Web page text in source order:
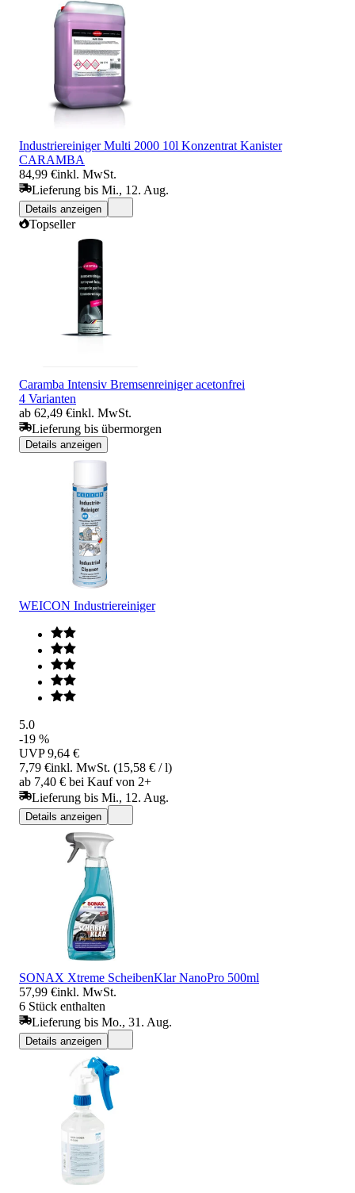
Industriereiniger Multi 2000 10l Konzentrat Kanister
CARAMBA
84,99 €inkl. MwSt.
Lieferung bis Mi., 12. Aug.
Details anzeigen
Topseller
Caramba Intensiv Bremsenreiniger acetonfrei
4 Varianten
ab 62,49 €inkl. MwSt.
Lieferung bis übermorgen
Details anzeigen
WEICON Industriereiniger
5.0
-19 %
UVP 9,64 €
7,79 €inkl. MwSt. (15,58 € / l)
ab 7,40 € bei Kauf von 2+
Lieferung bis Mi., 12. Aug.
Details anzeigen
SONAX Xtreme ScheibenKlar NanoPro 500ml
57,99 €inkl. MwSt.
6 Stück enthalten
Lieferung bis Mo., 31. Aug.
Details anzeigen